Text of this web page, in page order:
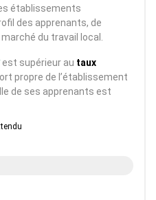
établissements
des apprenants, de
du travail local.
est supérieur au taux
propre de l’établissement
de ses apprenants est